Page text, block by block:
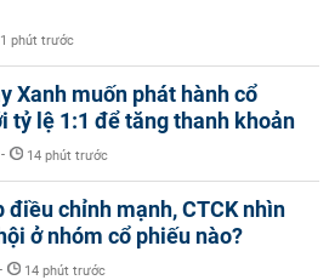
1 phút trước
Xanh muốn phát hành cổ
tỷ lệ 1:1 để tăng thanh khoản
- 14 phút trước
điều chỉnh mạnh, CTCK nhìn
ở nhóm cổ phiếu nào?
- 14 phút trước